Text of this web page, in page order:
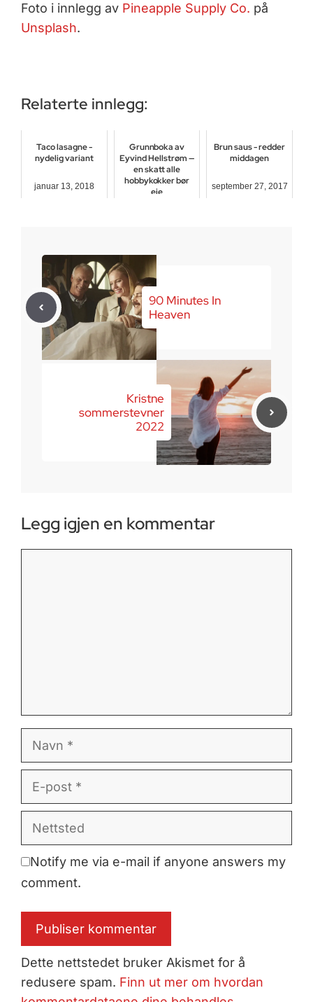
Foto i innlegg av Pineapple Supply Co. på
Unsplash.
Relaterte innlegg:
Taco lasagne -
nydelig variant
januar 13, 2018
Grunnboka av
Eyvind Hellstrøm —
en skatt alle
hobbykokker bør
eie
Brun saus - redder
middagen
september 27, 2017
90 Minutes In
Heaven
Kristne
sommerstevner
2022
Legg igjen en kommentar
post
Notify me via e-mail if anyone answers my
comment.
Dette nettstedet bruker Akismet for å
redusere spam. Finn ut mer om hvordan